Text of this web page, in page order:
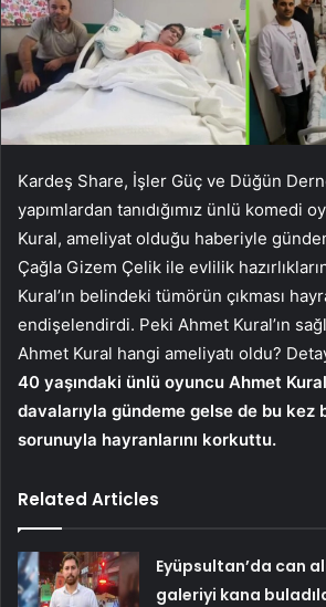
Kardeş Share, İşler Güç ve Düğün
yapımlardan tanıdığımız ünlü komedi
Kural, ameliyat olduğu haberiyle
Çağla Gizem Çelik ile evlilik
Kural’ın belindeki tümörün çıkması
endişelendirdi. Peki Ahmet Kural’ın
Ahmet Kural hangi ameliyatı oldu?
40 yaşındaki ünlü oyuncu Ahmet
davalarıyla gündeme gelse de bu kez
sorunuyla hayranlarını korkuttu.
Related Articles
Eyüpsultan’da can
galeriyi kana